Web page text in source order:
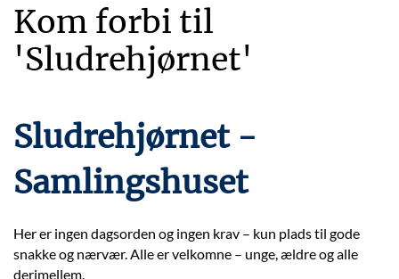
Kom forbi til
'Sludrehjørnet'
Sludrehjørnet -
Samlingshuset
Her er ingen dagsorden og ingen krav – kun plads til gode
snakke og nærvær. Alle er velkomne – unge, ældre og alle
derimellem.